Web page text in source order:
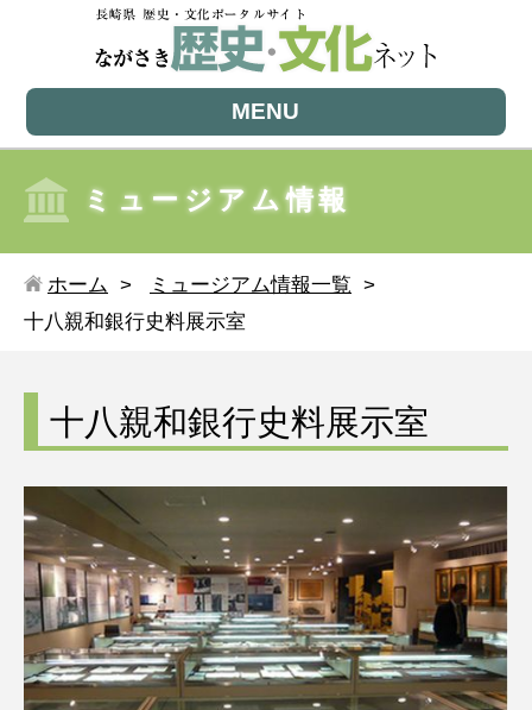
MENU
ミュージアム情報
ホーム
ミュージアム情報一覧
十八親和銀行史料展示室
十八親和銀行史料展示室